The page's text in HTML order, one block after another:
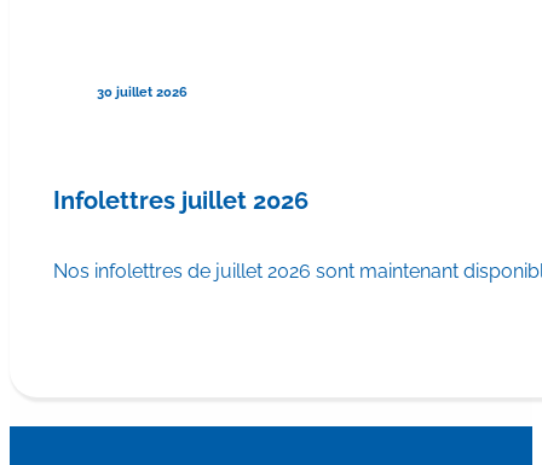
30 juillet 2026
Infolettres juillet 2026
Nos infolettres de juillet 2026 sont maintenant